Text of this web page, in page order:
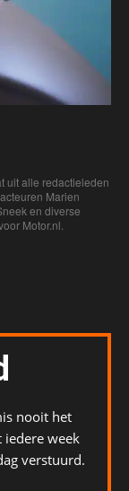
uit alle redactieleden
Marien
en diverse
Motor.nl.
nooit het
iedere week
verstuurd.